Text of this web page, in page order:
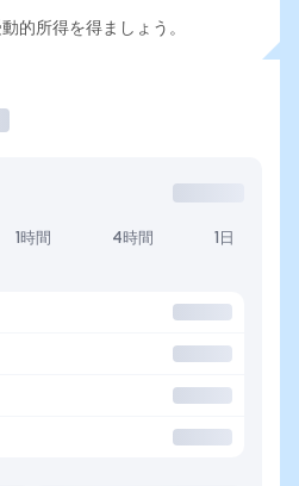
的所得を得ましょう。
1時間 4時間 1日